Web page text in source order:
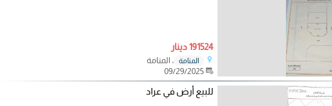
191524 دينار
المنامة
، المنامة
للبيع أرض في عراد